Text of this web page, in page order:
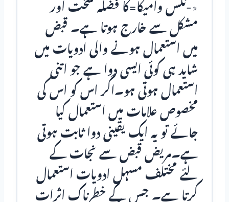
٭-نکس وامیکا=کا فضلہ سخت اور
مشکل سے خارج ہوتا ہے۔ قبض
میں استعمال ہونے والی ادویات میں
شاید ہی کوئی ایسی دوا ہے جو اتنی
استعمال ہوتی ہو۔اگر اس کو اس کی
مخصوص علامات میں استعمال کیا
جائے تو یہ ایک یقینی دوا ثابت ہوتی
ہے۔مریض قبض سے نجات کے
لئے مختلف مسہل ادویات استعمال
کرتا ہے۔ جس کے خطرناک اثرات